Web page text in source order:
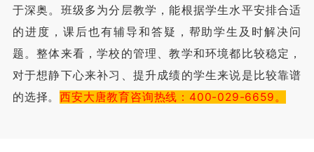
于深奥。班级多为分层教学，能根据学生水平安排合适
的进度，课后也有辅导和答疑，帮助学生及时解决问
题。整体来看，学校的管理、教学和环境都比较稳定，
对于想静下心来补习、提升成绩的学生来说是比较靠谱
的选择。西安大唐教育咨询热线：400-029-6659。